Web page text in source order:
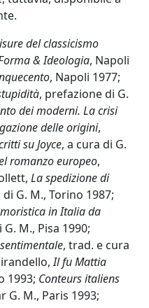
del classicismo
& Ideologia, Napoli
, Napoli 1977;
, prefazione di G.
dei moderni. La crisi
delle origini,
su Joyce, a cura di G.
romanzo europeo,
La spedizione di
G. M., Torino 1987;
in Italia da
M., Pisa 1990;
, trad. e cura
Il fu Mattia
1993; Conteurs italiens
G. M., Paris 1993;